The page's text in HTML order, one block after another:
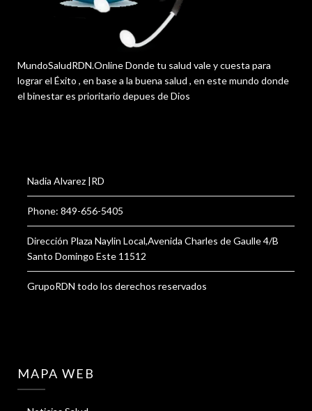
MundoSaludRDN.Online Donde tu salud vale y cuesta para
lograr el Éxito , en base a la buena salud , en este mundo donde
el binestar es prioritario depues de Dios
Nadia Alvarez |RD
Phone: 849-656-5405
Dirección Plaza Naylin Local,Avenida Charles de Gaulle 4/B
Santo Domingo Este 11512
GrupoRDN todo los derechos reservados
MAPA WEB